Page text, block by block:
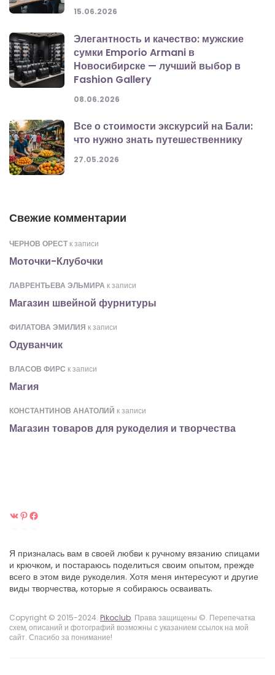
15.06.2026
Элегантность и качество: мужские
сумки Emporio Armani в
Новосибирске — лучший выбор в
Fashion Gallery
08.06.2026
Все о стоимости экскурсий на Бали:
что нужно знать путешественнику
27.05.2026
Свежие комментарии
ЧЕРНОВ ОРЕСТ к записи
Моточки-Клубочки
ЛАВРЕНТЬЕВА ЭЛЬМИРА к записи
Магазин швейной фурнитуры
ФИЛАТОВА ЭМИЛИЯ к записи
Одуванчик
ВЛАСОВ ФИРС к записи
Магия
КОНСТАНТИНОВ АНАТОЛИЙ к записи
Магазин товаров для рукоделия и творчества
ВКонтакте
Pinterest
Я призналась вам в своей любви к ручному вязанию спицами
и крючком, и постараюсь поделиться своим опытом, прежде
всего в этом виде рукоделия. Хотя меня интересуют и другие
виды творчества, которые я собираюсь осваивать.
Copyright © 2015-2024. Pikoclub. Права защищены ©. Перепечатка
схем, описаний и фотографий возможны с указанием ссылок на мой
сайт. Спасибо за понимание!